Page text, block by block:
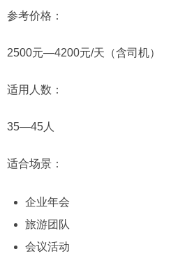
参考价格：
2500元—4200元/天（含司机）
适用人数：
35—45人
适合场景：
企业年会
旅游团队
会议活动